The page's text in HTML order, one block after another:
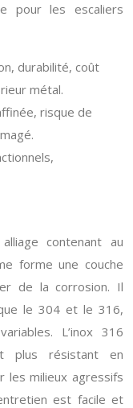
pour les escaliers
durabilité, coût
métal.
risque de
contenant au
forme une couche
de la corrosion. Il
le 304 et le 316,
L’inox 316
plus résistant en
les milieux agressifs
est facile et